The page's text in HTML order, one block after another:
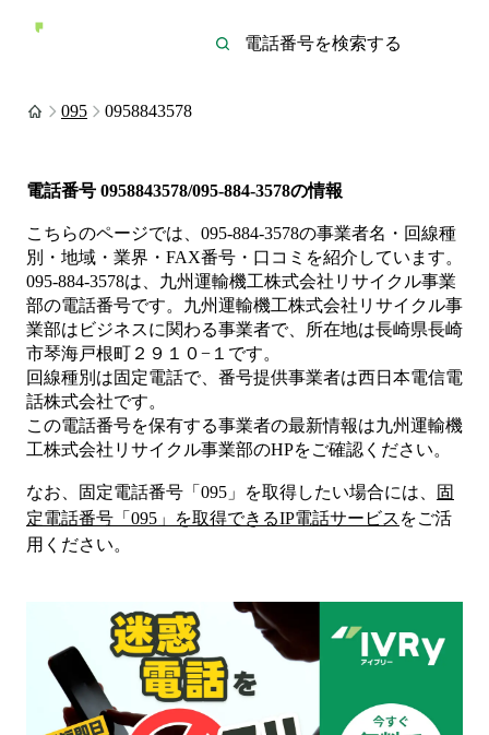
095 0958843578
電話番号 0958843578/095-884-3578の情報
こちらのページでは、 095-884-3578の事業者名・回線種
別・地域・業界・FAX番号・口コミを紹介しています。
095-884-3578は、 九州運輸機工株式会社リサイクル事業
部の電話番号です。 九州運輸機工株式会社リサイクル事
業部は ビジネスに関わる事業者で、所在地は長崎県長崎
市琴海戸根町２９１０−１ です。
回線種別は固定電話で、番号提供事業者は西日本電信電
話株式会社です。
この電話番号を保有する事業者の最新情報は九州運輸機
工株式会社リサイクル事業部のHPをご確認ください。
なお、固定電話番号「 095 」を取得したい場合には、
固
定電話番号「 095 」を取得できるIP電話サービス をご活
用ください。